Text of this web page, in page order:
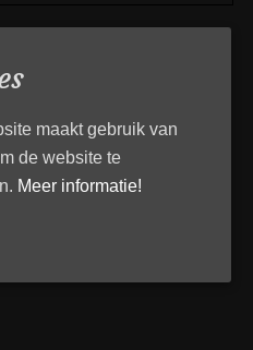
Begeleiding Venlo
| TBVenlo door
maakt gebruik van
de website te
Meer informatie!